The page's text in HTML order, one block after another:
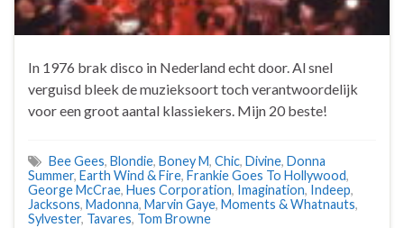
In 1976 brak disco in Nederland echt door. Al snel
verguisd bleek de muzieksoort toch verantwoordelijk
voor een groot aantal klassiekers. Mijn 20 beste!
Bee Gees, Blondie, Boney M, Chic, Divine, Donna
Summer, Earth Wind & Fire, Frankie Goes To Hollywood,
George McCrae, Hues Corporation, Imagination, Indeep,
Jacksons, Madonna, Marvin Gaye, Moments & Whatnauts,
Sylvester, Tavares, Tom Browne